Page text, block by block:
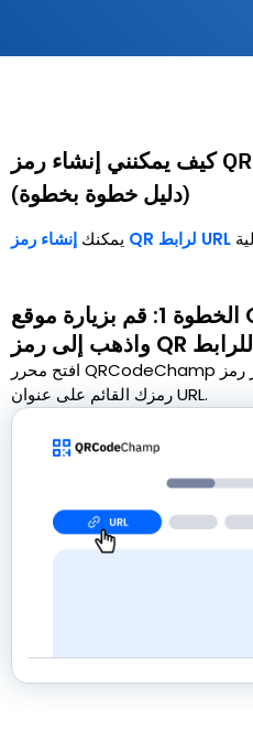
كيف يمكنني إنشاء رمز QR لرابط أو عنوان URL؟
(دليل خطوة بخطوة)
يمكنك إنشاء رمز QR لرابط URL
الخطوة 1: قم بزيارة موقع QRCodeChamp
واذهب إلى رمز QR للرابط
افتح محرر QRCodeChamp واختر خيار رمز QR للرابط لبدء إنشاء
رمزك القائم على عنوان URL.